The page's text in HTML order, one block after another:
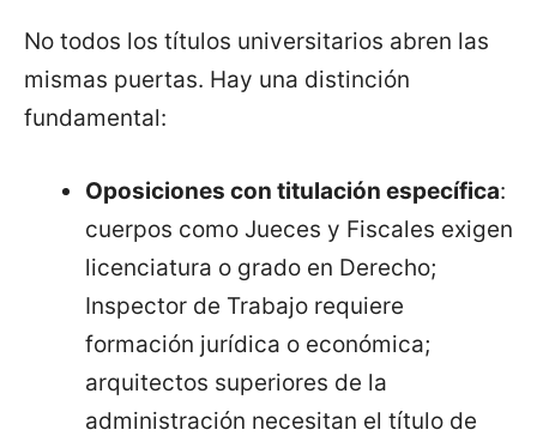
No todos los títulos universitarios abren las
mismas puertas. Hay una distinción
fundamental:
Oposiciones con titulación específica:
cuerpos como Jueces y Fiscales exigen
licenciatura o grado en Derecho;
Inspector de Trabajo requiere
formación jurídica o económica;
arquitectos superiores de la
administración necesitan el título de